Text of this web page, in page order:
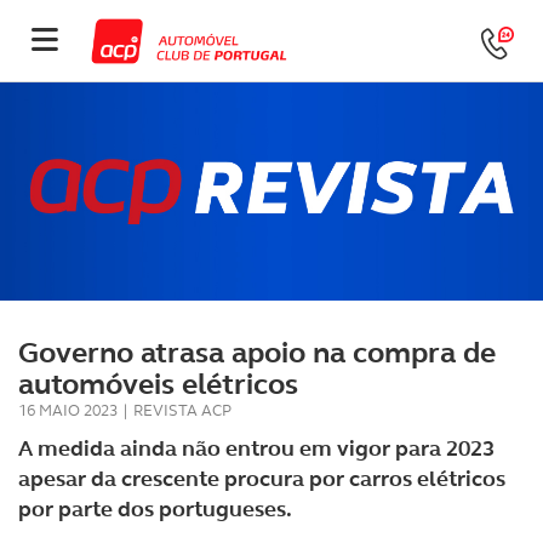
Governo atrasa apoio na compra de
automóveis elétricos
16 MAIO 2023 | REVISTA ACP
A medida ainda não entrou em vigor para 2023
apesar da crescente procura por carros elétricos
por parte dos portugueses.